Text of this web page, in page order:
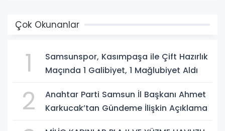
Çok Okunanlar
1
Samsunspor, Kasımpaşa ile Çift Hazırlık
Maçında 1 Galibiyet, 1 Mağlubiyet Aldı
2
Anahtar Parti Samsun İl Başkanı Ahmet
Karkucak’tan Gündeme İlişkin Açıklama